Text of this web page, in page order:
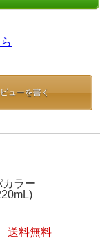
ューを書く
カラー
送料無料